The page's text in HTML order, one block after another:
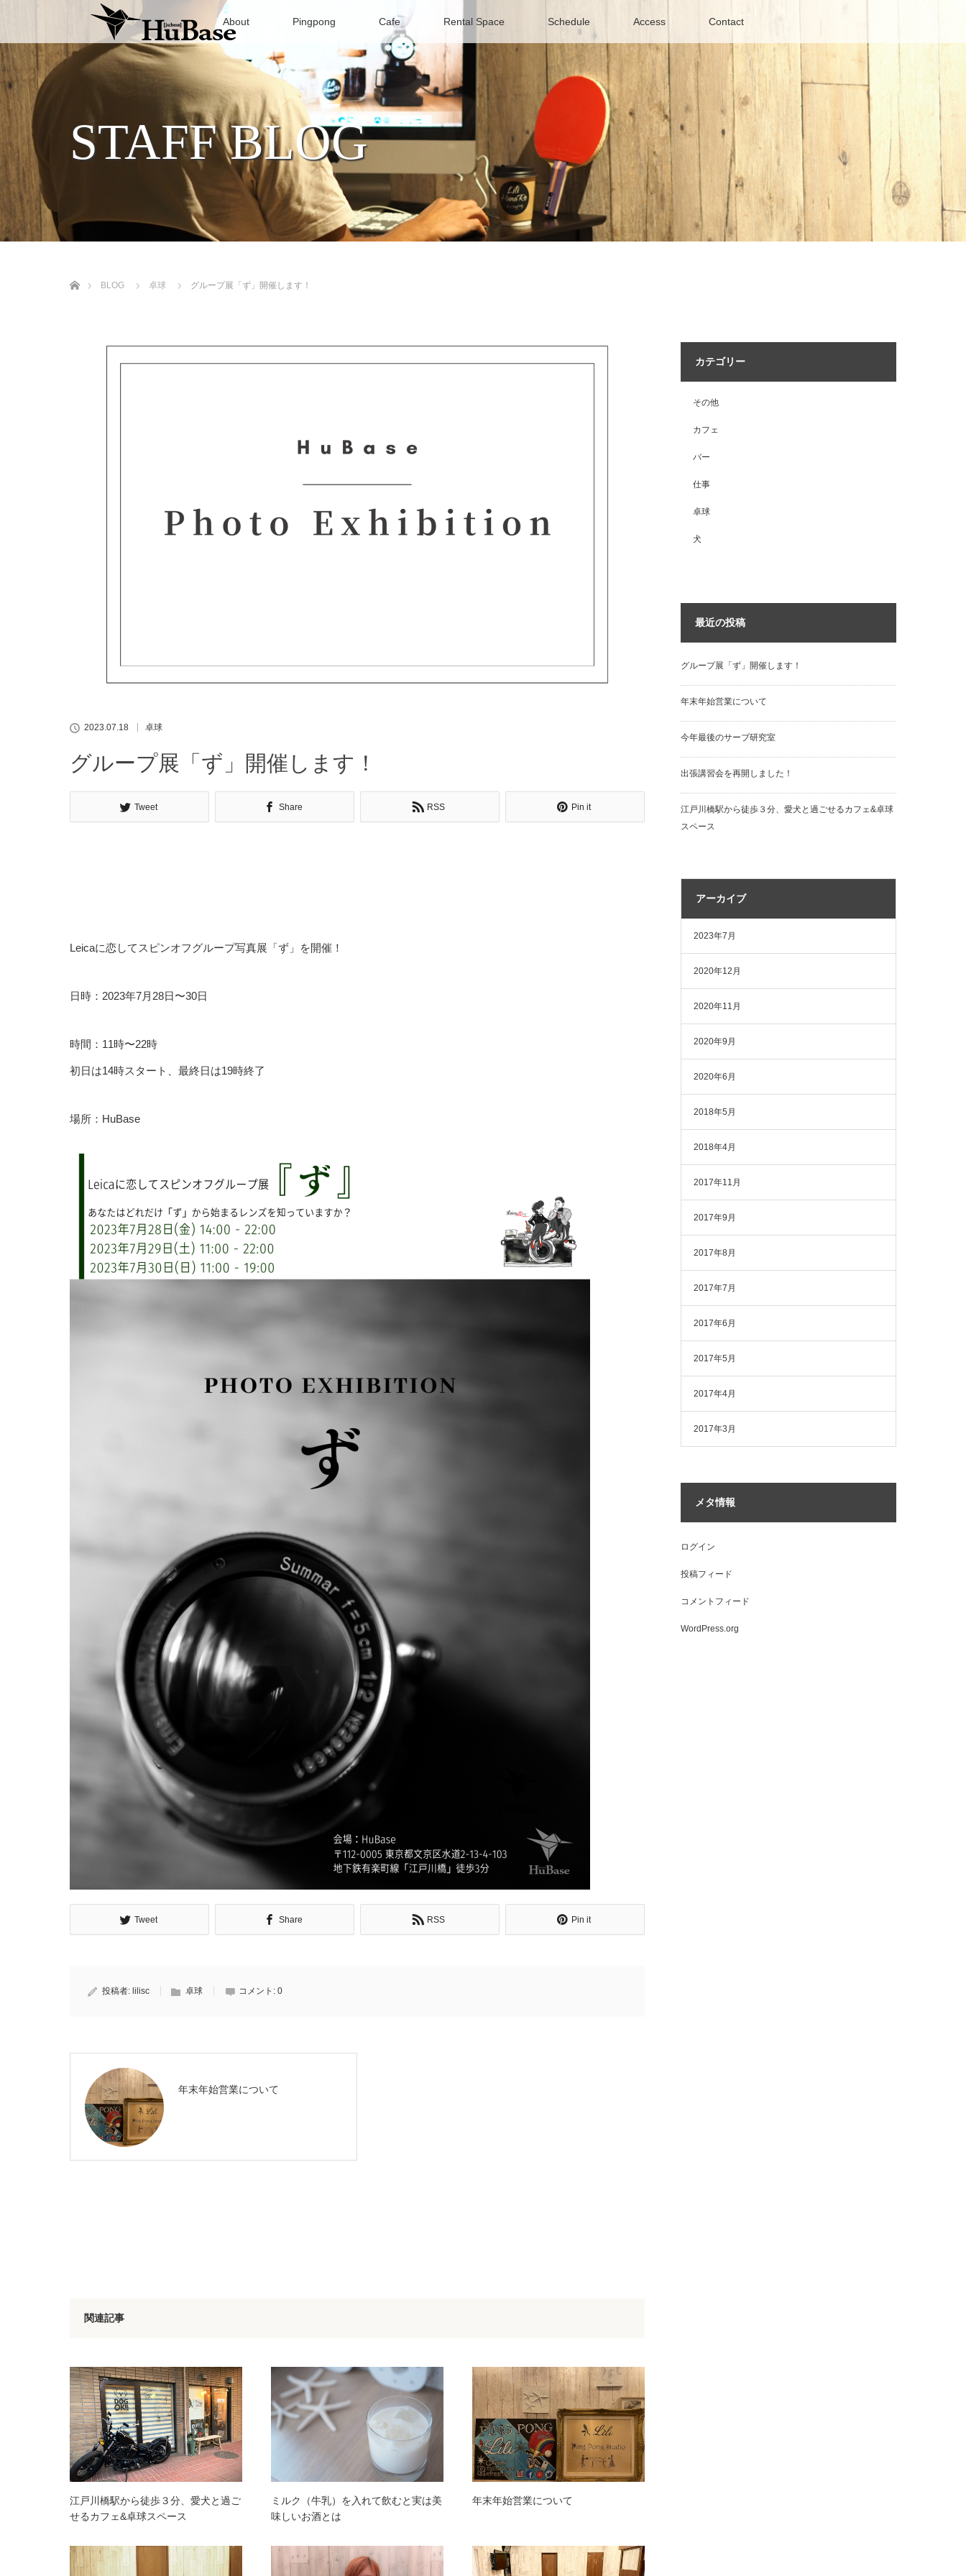
About Pingpong Cafe Rental Space Schedule Access Contact
STAFF BLOG
BLOG
卓球 グループ展「ず」開催します！
2023.07.18 卓球
グループ展「ず」開催します！
Tweet Share RSS Pin it
Leicaに恋してスピンオフグループ写真展「ず」を開催！
日時：2023年7月28日〜30日
時間：11時〜22時
初日は14時スタート、最終日は19時終了
場所：HuBase
Tweet Share RSS Pin it
投稿者: lilisc 卓球 コメント: 0
年末年始営業について
関連記事
江戸川橋駅から徒歩３分、愛犬と過ご
せるカフェ&卓球スペース
ミルク（牛乳）を入れて飲むと実は美
味しいお酒とは
年末年始営業について
カテゴリー
その他
カフェ
バー
仕事
卓球
犬
最近の投稿
グループ展「ず」開催します！
年末年始営業について
今年最後のサーブ研究室
出張講習会を再開しました！
江戸川橋駅から徒歩３分、愛犬と過ごせるカフェ&卓球
スペース
アーカイブ
2023年7月
2020年12月
2020年11月
2020年9月
2020年6月
2018年5月
2018年4月
2017年11月
2017年9月
2017年8月
2017年7月
2017年6月
2017年5月
2017年4月
2017年3月
メタ情報
ログイン
投稿フィード
コメントフィード
WordPress.org